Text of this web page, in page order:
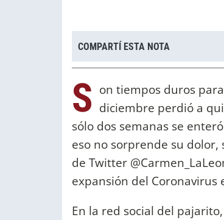
COMPARTÍ ESTA NOTA
S on tiempos duros para
diciembre perdió a
sólo dos semanas se
eso no sorprende su dolor,
de Twitter
expansión del Coronavirus
En la red social del